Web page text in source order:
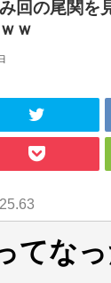
初共演！佐々木久美
さんを連れてきた。
め / 『anan』の表
井あやめ、アレをチ
日向坂46】富田鈴花
れる
乃木坂46ののぎおび
回の尾関を
ｗ
なっ